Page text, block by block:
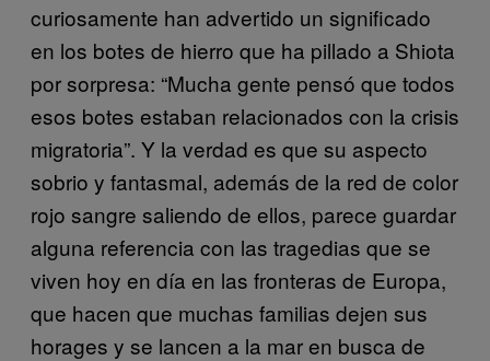
curiosamente han advertido un significado
en los botes de hierro que ha pillado a Shiota
por sorpresa: “Mucha gente pensó que todos
esos botes estaban relacionados con la crisis
migratoria”. Y la verdad es que su aspecto
sobrio y fantasmal, además de la red de color
rojo sangre saliendo de ellos, parece guardar
alguna referencia con las tragedias que se
viven hoy en día en las fronteras de Europa,
que hacen que muchas familias dejen sus
horages y se lancen a la mar en busca de